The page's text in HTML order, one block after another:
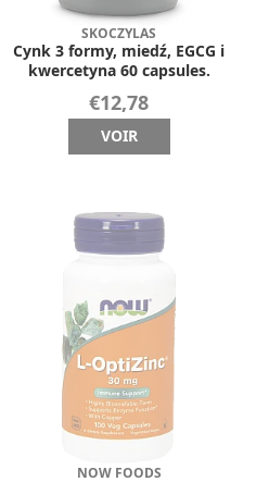
SKOCZYLAS
Cynk 3 formy, miedź, EGCG i
kwercetyna 60 capsules.
€12,78
VOIR
NOW FOODS